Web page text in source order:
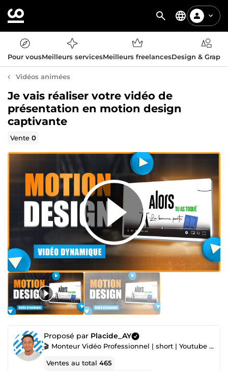
Pour vousMeilleurs servicesMeilleurs freelancesDesign &
Vidéos animées
Je vais réaliser votre vidéo de
présentation en motion design
captivante
Vente0
Proposé par Placide_AY
🎬 Monteur Vidéo Professionnel | short | Youtube | VSL | ADS | 🏆 Top freelance en montage vidéo
Ventes au total465